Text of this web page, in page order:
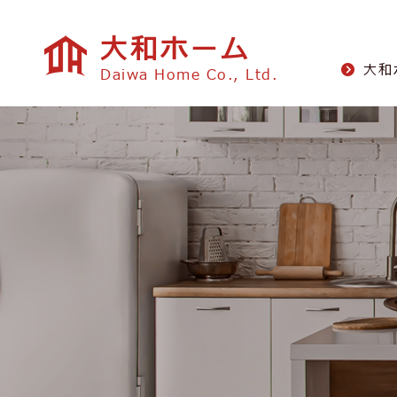
大和ホーム
Daiwa Home Co., Ltd. ⼤